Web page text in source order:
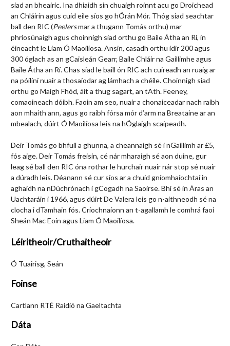
siad an bheairic. Ina dhiaidh sin chuaigh roinnt acu go Droichead
an Chláirín agus cuid eile síos go hÓrán Mór. Thóg siad seachtar
ball den RIC (Peelersmar a thugann Tomás orthu) mar
phríosúnaigh agus choinnigh siad orthu go Baile Átha an Rí, in
éineacht le Liam Ó Maoilíosa. Ansin, casadh orthu idir 200 agus
300 óglach as an gCaisleán Gearr, Baile Chláir na Gaillimhe agus
Baile Átha an Rí. Chas siad le baill ón RIC ach cuireadh an ruaig ar
na póilíní nuair a thosaíodar ag lámhach a chéile. Choinnigh siad
orthu go Maigh Fhód, áit a thug sagart, an tAth. Feeney,
comaoineach dóibh. Faoin am seo, nuair a chonaiceadar nach raibh
aon mhaith ann, agus go raibh fórsa mór d’arm na Breataine ar an
mbealach, dúirt Ó Maoilíosa leis na hÓglaigh scaipeadh.
Deir Tomás go bhfuil a ghunna, a cheannaigh sé i nGaillimh ar £5,
fós aige. Deir Tomás freisin, cé nár mharaigh sé aon duine, gur
leag sé ball den RIC óna rothar le hurchair nuair nár stop sé nuair
a dúradh leis. Déanann sé cur síos ar a chuid gníomhaíochtaí in
aghaidh na nDúchrónach i gCogadh na Saoirse. Bhí sé in Áras an
Uachtaráin i 1966, agus dúirt De Valera leis go n-aithneodh sé na
clocha i dTamhain fós. Críochnaíonn an t-agallamh le comhrá faoi
Sheán Mac Eoin agus Liam Ó Maoilíosa.
Léiritheoir/Cruthaitheoir
Ó Tuairisg, Seán
Foinse
Cartlann RTÉ Raidió na Gaeltachta
Dáta